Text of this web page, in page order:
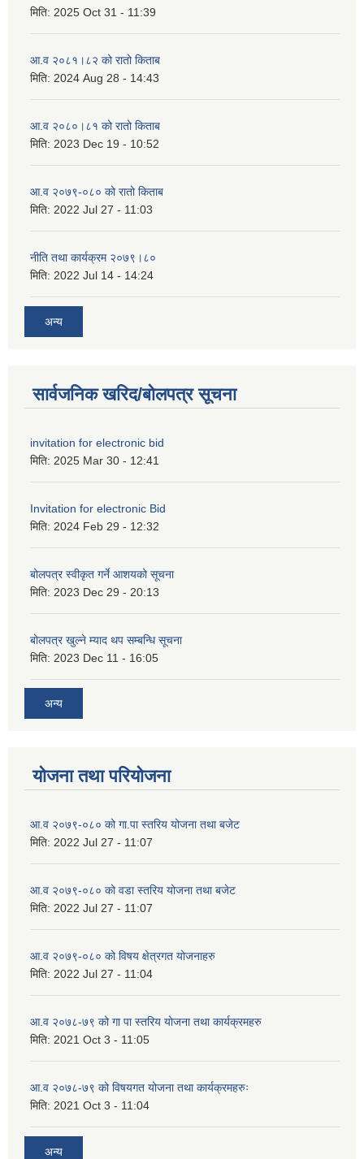
मिति: 2025 Oct 31 - 11:39
आ.व २०८१।८२ को रातो किताब
मिति: 2024 Aug 28 - 14:43
आ.व २०८०।८१ को रातो किताब
मिति: 2023 Dec 19 - 10:52
आ.व २०७९-०८० को रातो किताब
मिति: 2022 Jul 27 - 11:03
नीति तथा कार्यक्रम २०७९।८०
मिति: 2022 Jul 14 - 14:24
अन्य
सार्वजनिक खरिद/बोलपत्र सूचना
invitation for electronic bid
मिति: 2025 Mar 30 - 12:41
Invitation for electronic Bid
मिति: 2024 Feb 29 - 12:32
बोलपत्र स्वीकृत गर्ने आशयको सूचना
मिति: 2023 Dec 29 - 20:13
बोलपत्र खुल्ने म्याद थप सम्बन्धि सूचना
मिति: 2023 Dec 11 - 16:05
अन्य
योजना तथा परियोजना
आ.व २०७९-०८० को गा.पा स्तरिय योजना तथा बजेट
मिति: 2022 Jul 27 - 11:07
आ.व २०७९-०८० को वडा स्तरिय योजना तथा बजेट
मिति: 2022 Jul 27 - 11:07
आ.व २०७९-०८० को विषय क्षेत्रगत योजनाहरु
मिति: 2022 Jul 27 - 11:04
आ.व २०७८-७९ को गा पा स्तरिय योजना तथा कार्यक्रमहरु
मिति: 2021 Oct 3 - 11:05
आ.व २०७८-७९ को विषयगत योजना तथा कार्यक्रमहरुः
मिति: 2021 Oct 3 - 11:04
अन्य